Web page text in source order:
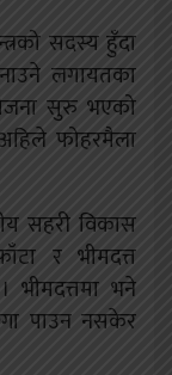
सदस्य हुँदा
लगायतका
सुरु भएको
फोहरमैला
सहरी विकास
र भीमदत्त
भीमदत्तमा भने
पाउन नसकेर